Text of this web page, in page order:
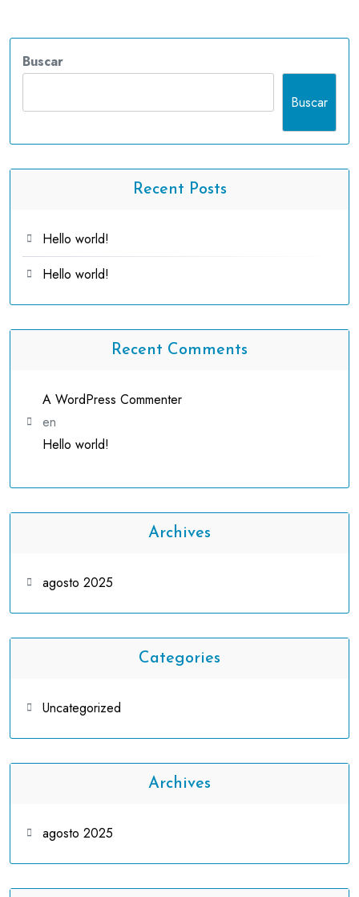
Buscar
Buscar
Recent Posts
Hello world!
Hello world!
Recent Comments
A WordPress Commenter
en
Hello world!
Archives
agosto 2025
Categories
Uncategorized
Archives
agosto 2025